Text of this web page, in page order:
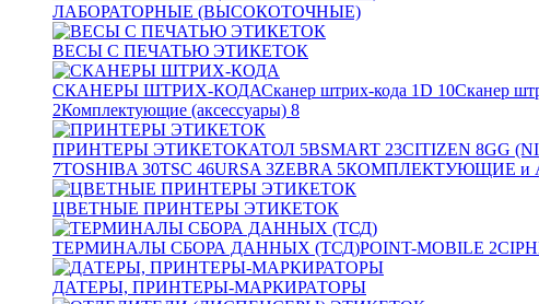
ЛАБОРАТОРНЫЕ (ВЫСОКОТОЧНЫЕ)
ВЕСЫ С ПЕЧАТЬЮ ЭТИКЕТОК
СКАНЕРЫ ШТРИХ-КОДАСканер штрих-кода 1D 10Сканер
2Комплектующие (аксессуары) 8
ПРИНТЕРЫ ЭТИКЕТОКАТОЛ 5BSMART 23CITIZEN 8GG
7TOSHIBA 30TSC 46URSA 3ZEBRA 5КОМПЛЕКТУЮЩИЕ и
ЦВЕТНЫЕ ПРИНТЕРЫ ЭТИКЕТОК
ТЕРМИНАЛЫ СБОРА ДАННЫХ (ТСД)POINT-MOBILE 2
ДАТЕРЫ, ПРИНТЕРЫ-МАРКИРАТОРЫ